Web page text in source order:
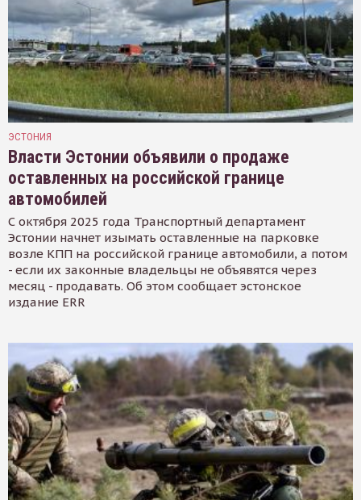
ЭСТОНИЯ
Власти Эстонии объявили о продаже
оставленных на российской границе
автомобилей
С октября 2025 года Транспортный департамент
Эстонии начнет изымать оставленные на парковке
возле КПП на российской границе автомобили, а потом
- если их законные владельцы не объявятся через
месяц - продавать. Об этом сообщает эстонское
издание ERR